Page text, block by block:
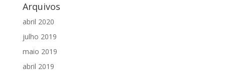
Arquivos
abril 2020
julho 2019
maio 2019
abril 2019